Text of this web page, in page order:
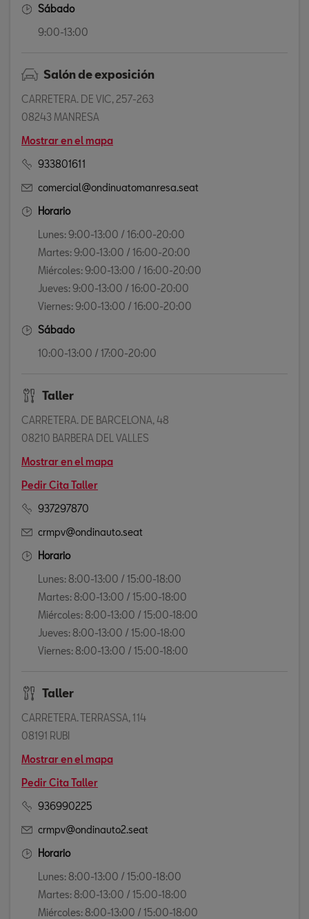
Sábado
9:00-13:00
Salón de exposición
CARRETERA. DE VIC, 257-263
08243 MANRESA
Mostrar en el mapa
933801611
comercial@ondinuatomanresa.seat
Horario
Lunes: 9:00-13:00 / 16:00-20:00
Martes: 9:00-13:00 / 16:00-20:00
Miércoles: 9:00-13:00 / 16:00-20:00
Jueves: 9:00-13:00 / 16:00-20:00
Viernes: 9:00-13:00 / 16:00-20:00
Sábado
10:00-13:00 / 17:00-20:00
Taller
CARRETERA. DE BARCELONA, 48
08210 BARBERA DEL VALLES
Mostrar en el mapa
Pedir Cita Taller
937297870
crmpv@ondinauto.seat
Horario
Lunes: 8:00-13:00 / 15:00-18:00
Martes: 8:00-13:00 / 15:00-18:00
Miércoles: 8:00-13:00 / 15:00-18:00
Jueves: 8:00-13:00 / 15:00-18:00
Viernes: 8:00-13:00 / 15:00-18:00
Taller
CARRETERA. TERRASSA, 114
08191 RUBI
Mostrar en el mapa
Pedir Cita Taller
936990225
crmpv@ondinauto2.seat
Horario
Lunes: 8:00-13:00 / 15:00-18:00
Martes: 8:00-13:00 / 15:00-18:00
Miércoles: 8:00-13:00 / 15:00-18:00